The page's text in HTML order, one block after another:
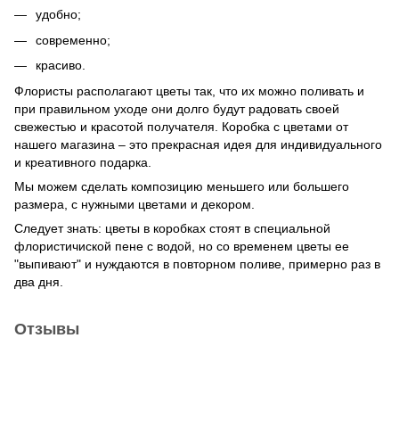
удобно;
современно;
красиво.
Флористы располагают цветы так, что их можно поливать и
при правильном уходе они долго будут радовать своей
свежестью и красотой получателя. Коробка с цветами от
нашего магазина – это прекрасная идея для индивидуального
и креативного подарка.
Мы можем сделать композицию меньшего или большего
размера, с нужными цветами и декором.
Следует знать: цветы в коробках стоят в специальной
флористичиской пене с водой, но со временем цветы ее
"выпивают" и нуждаются в повторном поливе, примерно раз в
два дня.
Отзывы